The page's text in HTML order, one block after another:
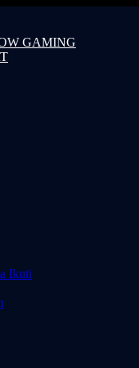
GAMING
Ikuti